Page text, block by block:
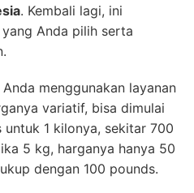
. Kembali lagi, ini
Anda pilih serta
menggunakan layanan
variatif, bisa dimulai
1 kilonya, sekitar 700
5 kg, harganya hanya 50
dengan 100 pounds.